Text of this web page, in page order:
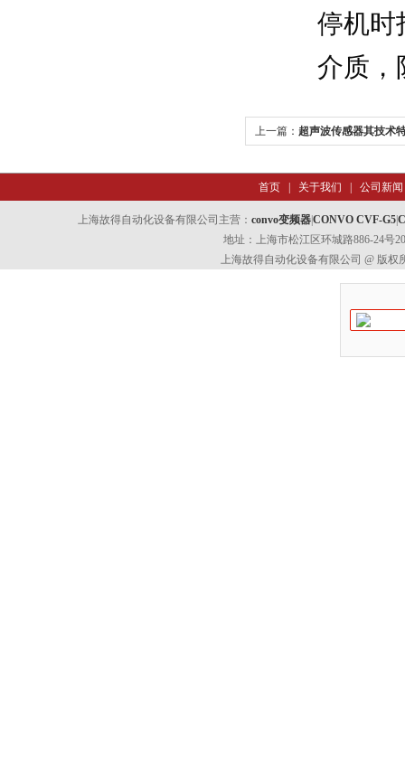
停机时
介质，
上一篇： 超声波传感器其技术
首页| 关于我们 公司新闻
上海故得自动化设备有限公司主营： convo变频器|CONVO CVF-G5|
地址：上海市松江区环城路886-24号
上海故得自动化设备有限公司 @ 版权